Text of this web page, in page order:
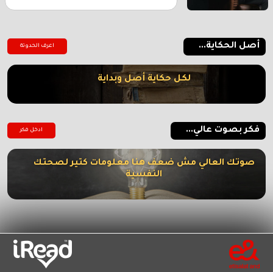
أصل الحكاية... اعرف الحدوتة
لكل حكاية أصل وبداية
فكر بصوت عالي... ادخل فكر
صوتك العالي مش ضعف هنا معلومات كتير لصحتك
النفسية